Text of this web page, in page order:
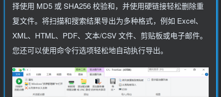
择使用 MD5 或 SHA256 校验和，并使用硬链接轻松删除重
复文件。将扫描和搜索结果导出为多种格式，例如 Excel、
XML、HTML、PDF、文本/CSV 文件、剪贴板或电子邮件。
您还可以使用命令行选项轻松地自动执行导出。